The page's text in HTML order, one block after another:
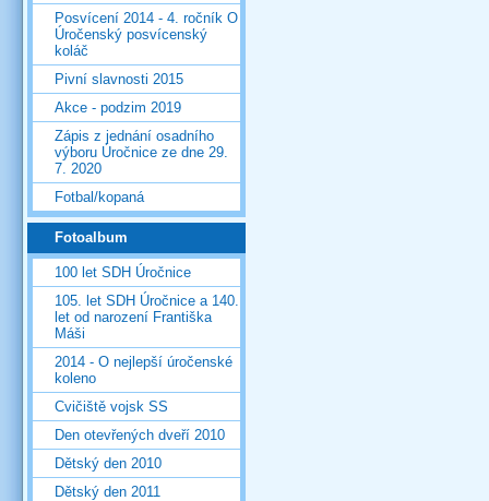
Posvícení 2014 - 4. ročník O
Úročenský posvícenský
koláč
Pivní slavnosti 2015
Akce - podzim 2019
Zápis z jednání osadního
výboru Úročnice ze dne 29.
7. 2020
Fotbal/kopaná
Fotoalbum
100 let SDH Úročnice
105. let SDH Úročnice a 140.
let od narození Františka
Máši
2014 - O nejlepší úročenské
koleno
Cvičiště vojsk SS
Den otevřených dveří 2010
Dětský den 2010
Dětský den 2011